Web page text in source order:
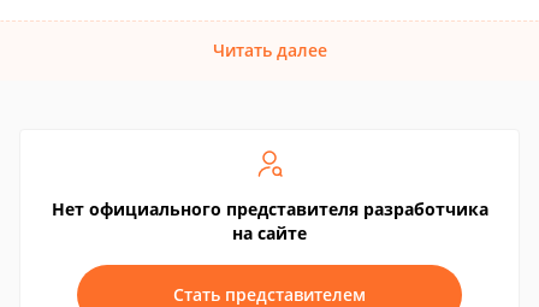
Читать далее
Нет официального представителя разработчика
на сайте
Стать представителем